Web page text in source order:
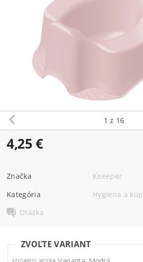
1 z 16
4,25 €
Značka
Keeeper
Kategória
Hygiena a
Otázka
ZVOĽTE VARIANT